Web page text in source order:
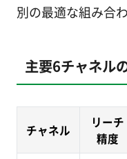
別の最適な組み合
主要6チャネル
チャネル
リーチ
精度